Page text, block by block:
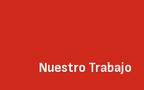
Nuestro Trabajo